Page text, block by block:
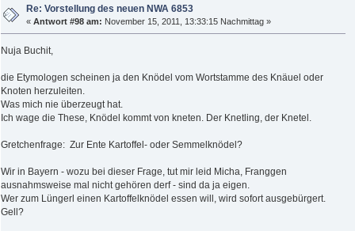
Re: Vorstellung des neuen NWA 6853
«Antwort #98 am: November 15, 2011, 13:33:15 Nachmittag »
Nuja Buchit,
die Etymologen scheinen ja den Knödel vom Wortstamme des Knäuel oder
Knoten herzuleiten.
Was mich nie überzeugt hat.
Ich wage die These, Knödel kommt von kneten. Der Knetling, der Knetel.
Gretchenfrage: Zur Ente Kartoffel- oder Semmelknödel?
Wir in Bayern - wozu bei dieser Frage, tut mir leid Micha, Franggen
ausnahmsweise mal nicht gehören derf - sind da ja eigen.
Wer zum Lüngerl einen Kartoffelknödel essen will, wird sofort ausgebürgert.
Gell?